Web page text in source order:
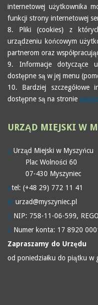
internetowej użytkownika
funkcji strony internetowej
8. Pliki (cookies) z
urządzeniu końcowym
partnerom oraz
9. Informacje dotyczące
dostępne są w jej menu
10. Bardziej szczegółowe
dostępne są na stronie
URZĄD MIEJSKI W
Urząd Miejski w Myszyńcu
Plac Wolności 60
07-430 Myszyniec
tel: (+48 29) 772 11 41
urzad@myszyniec.pl
NIP: 758-11-06-599,
Numer konta: 17 8920
Zapraszamy do Urzędu
od poniedziałku do piątku w